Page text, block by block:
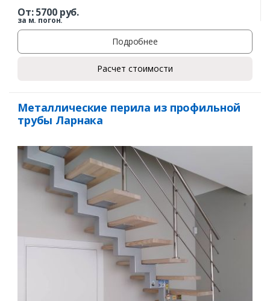
От:5700руб.
за м. погон.
Подробнее
Расчет стоимости
Металлические перила из профильной
трубы Ларнака